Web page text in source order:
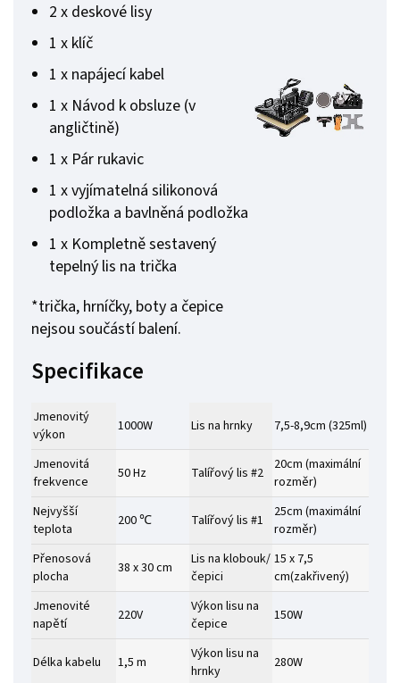
2 x deskové lisy
1 x klíč
1 x napájecí kabel
1 x Návod k obsluze (v
angličtině)
1 x Pár rukavic
1 x vyjímatelná silikonová
podložka a bavlněná podložka
1 x Kompletně sestavený
tepelný lis na trička
*trička, hrníčky, boty a čepice
nejsou součástí balení.
Specifikace
Jmenovitý
výkon
1000W Lis na hrnky 7,5-8,9cm (325ml)
Jmenovitá
frekvence
50 Hz Talířový lis #2
20cm (maximální
rozměr)
Nejvyšší
teplota
200 ℃ Talířový lis #1
25cm (maximální
rozměr)
Přenosová
plocha
38 x 30 cm
Lis na klobouk/
čepici
15 x 7,5
cm(zakřivený)
Jmenovité
napětí
220V
Výkon lisu na
čepice
150W
Délka kabelu 1,5 m
Výkon lisu na
hrnky
280W